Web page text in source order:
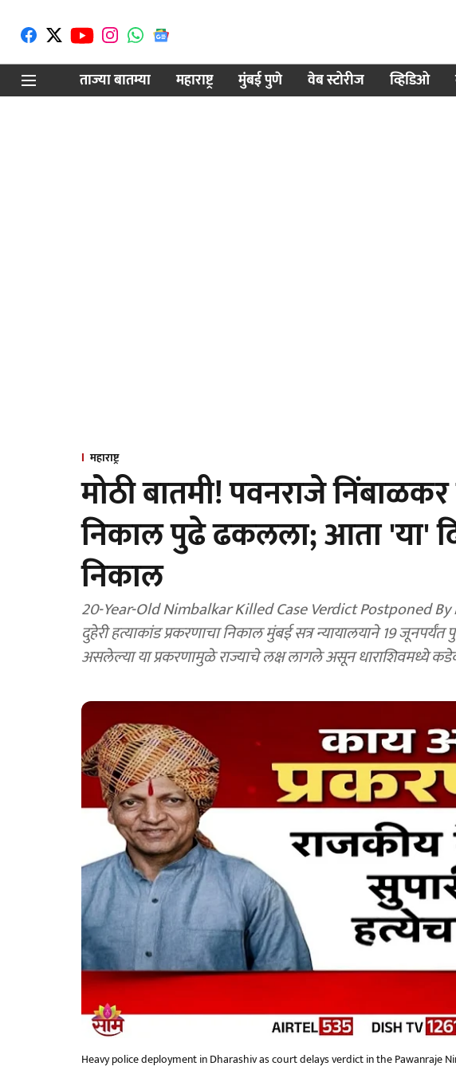
ताज्या बातम्या
महाराष्ट्र मुंबई पुणे वेब स्टोरीज व्हिडिओ
महाराष्ट्र
मोठी बातमी! पवनराजे निंबाळकर
निकाल पुढे ढकलला; आता 'या'
निकाल
20-Year-Old Nimbalkar Killed Case Verdict Postponed
दुहेरी हत्याकांड प्रकरणाचा निकाल मुंबई सत्र न्यायालयाने 19
असलेल्या या प्रकरणामुळे राज्याचे लक्ष लागले असून धाराशिवमध्ये
Heavy police deployment in Dharashiv as court delays verdict in the Pawanraje